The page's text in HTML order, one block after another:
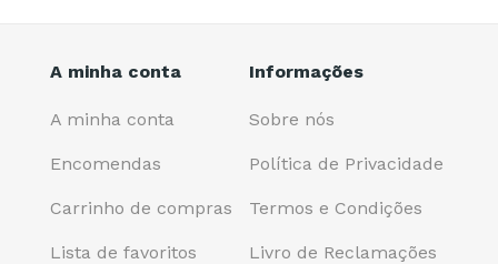
A minha conta
A minha conta
Encomendas
Carrinho de compras
Lista de favoritos
Informações
Sobre nós
Política de Privacidade
Termos e Condições
Livro de Reclamações